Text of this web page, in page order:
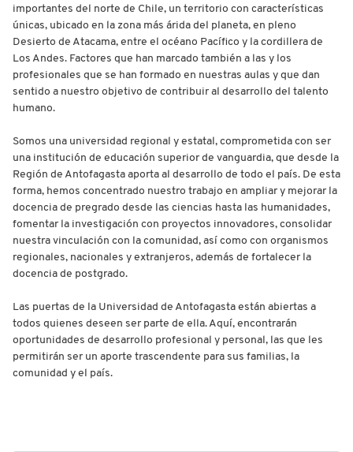
importantes del norte de Chile, un territorio con características
únicas, ubicado en la zona más árida del planeta, en pleno
Desierto de Atacama, entre el océano Pacífico y la cordillera de
Los Andes. Factores que han marcado también a las y los
profesionales que se han formado en nuestras aulas y que dan
sentido a nuestro objetivo de contribuir al desarrollo del talento
humano.
Somos una universidad regional y estatal, comprometida con ser
una institución de educación superior de vanguardia, que desde la
Región de Antofagasta aporta al desarrollo de todo el país. De esta
forma, hemos concentrado nuestro trabajo en ampliar y mejorar la
docencia de pregrado desde las ciencias hasta las humanidades,
fomentar la investigación con proyectos innovadores, consolidar
nuestra vinculación con la comunidad, así como con organismos
regionales, nacionales y extranjeros, además de fortalecer la
docencia de postgrado.
Las puertas de la Universidad de Antofagasta están abiertas a
todos quienes deseen ser parte de ella. Aquí, encontrarán
oportunidades de desarrollo profesional y personal, las que les
permitirán ser un aporte trascendente para sus familias, la
comunidad y el país.